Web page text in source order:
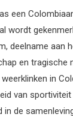
een
wordt
deelname aan
en tragische
in
van sportiviteit
in de